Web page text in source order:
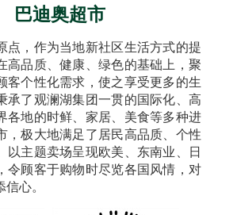
巴迪奥超市
点，作为当地新社区生活方式的提
高品质、健康、绿色的基础上，聚
客个性化需求，使之享受更多的生
承了观澜湖集团一贯的国际化、高
各地的时鲜、家居、美食等多种进
，极大地满足了居民高品质、个性
以主题卖场呈现欧美、东南业、日
令顾客于购物时尽览各国风情，对
心。